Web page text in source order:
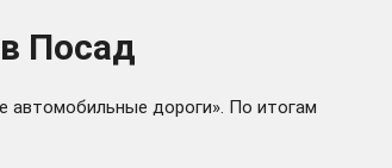
Посад
автомобильные дороги». По итогам